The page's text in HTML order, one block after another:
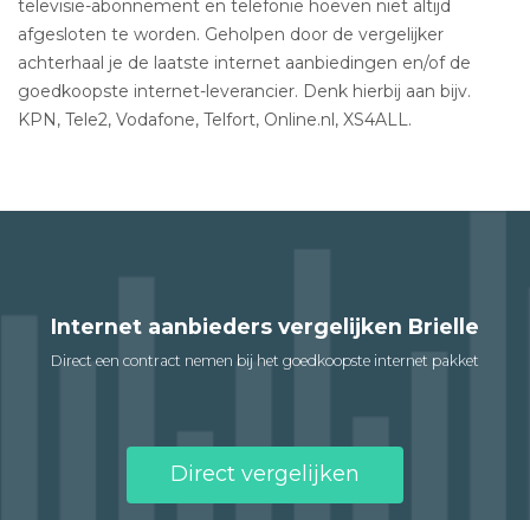
televisie-abonnement en telefonie hoeven niet altijd
afgesloten te worden. Geholpen door de vergelijker
achterhaal je de laatste internet aanbiedingen en/of de
goedkoopste internet-leverancier. Denk hierbij aan bijv.
KPN, Tele2, Vodafone, Telfort, Online.nl, XS4ALL.
Internet aanbieders vergelijken Brielle
Direct een contract nemen bij het goedkoopste internet pakket
Direct vergelijken